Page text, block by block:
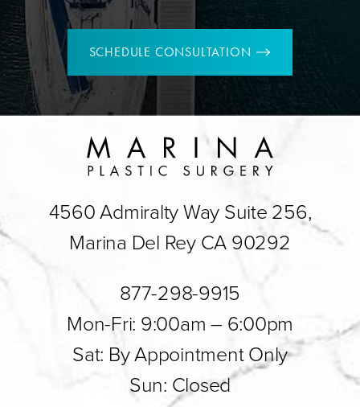
SCHEDULE CONSULTATION
4560 Admiralty Way Suite 256,
Marina Del Rey CA 90292
877-298-9915
Mon-Fri: 9:00am – 6:00pm
Sat: By Appointment Only
Sun: Closed